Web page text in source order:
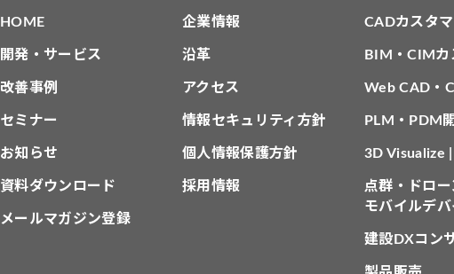
HOME
開発・サービス
改善事例
セミナー
お知らせ
資料ダウンロード
メールマガジン登録
企業情報
沿革
アクセス
情報セキュリティ方針
個人情報保護方針
採用情報
CADカスタ
BIM・CIMカ
Web CAD・
PLM・PDM
3D Visualize
点群・ドロー
モバイルデバ
建設DXコン